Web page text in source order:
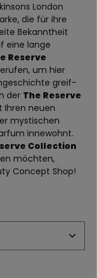
London
die für ihre
Bekanntheit
eine lange
Reserve
um hier
greif-
der The Reserve
Ihren neuen
mystischen
innewohnt.
Collection
möchten,
Concept Shop!